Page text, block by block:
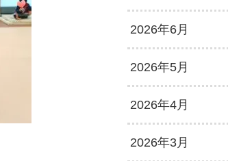
2026年6月
2026年5月
2026年4月
2026年3月